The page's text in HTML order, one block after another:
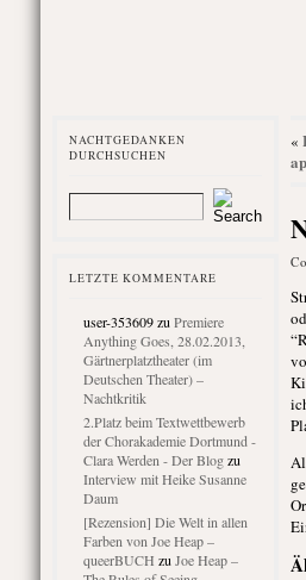
NACHTGEDANKEN
DURCHSUCHEN
LETZTE KOMMENTARE
user-353609zu Premiere
Anything Goes, 28.02.2013,
Gärtnerplatztheater (im
Deutschen Theater) –
Nachtkritik
2.Platz beim Textwettbewerb
der Chorakademie Dortmund -
Clara Werden - Der Blogzu
Interview mit Heike Susanne
Daum
[Rezension] Die Welt in allen
Farben von Joe Heap –
queerBUCH zu Joe Heap –
«